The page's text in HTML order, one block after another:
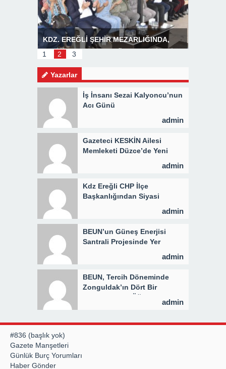
KDZ. EREĞLİ ŞEHİR MEZARLIĞINDA,
MEVLİD PROGRAMI DÜZENLENDİ 3 BİN
1
2 3
Yazarlar
İş İnsanı Sezai Kalyoncu’nun
Acı Günü
admin
Gazeteci KESKİN Ailesi
Memleketi Düzce’de Yeni
admin
Kdz Ereğli CHP İlçe
Başkanlığından Siyasi
admin
BEUN’un Güneş Enerjisi
Santrali Projesinde Yer
admin
BEUN, Tercih Döneminde
Zonguldak’ın Dört Bir
Yanında Aday Öğrencilerle
admin
#836 (başlık yok)
Gazete Manşetleri
Günlük Burç Yorumları
Haber Gönder